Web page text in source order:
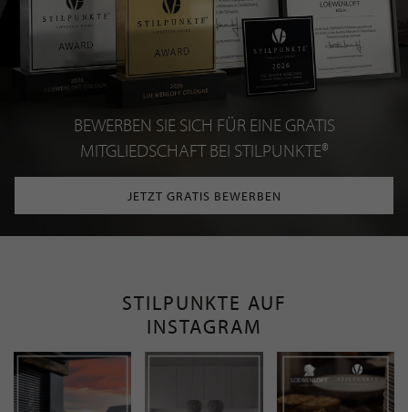
BEWERBEN SIE SICH FÜR EINE GRATIS
MITGLIEDSCHAFT BEI STILPUNKTE®
JETZT GRATIS BEWERBEN
STILPUNKTE AUF
INSTAGRAM